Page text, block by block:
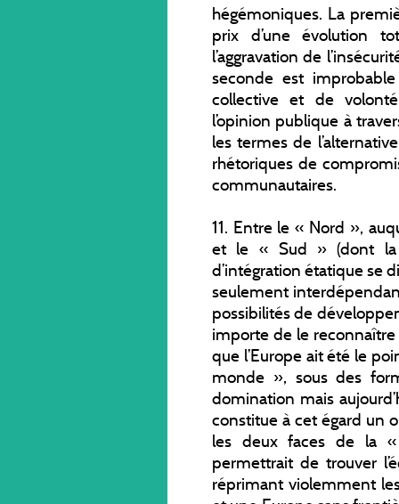
hégémoniques. La
prix d’une évolution
l’aggravation de
seconde est
collective et de
l’opinion publique à
les termes de
rhétoriques de
communautaires.
11. Entre le « Nord »,
et le « Sud » (dont la
d’intégration étatique se
seulement
possibilités de
importe de le
que l’Europe ait été le
monde », sous des
domination mais
constitue à cet égard un
les deux faces de la
permettrait de trouver
réprimant violemment